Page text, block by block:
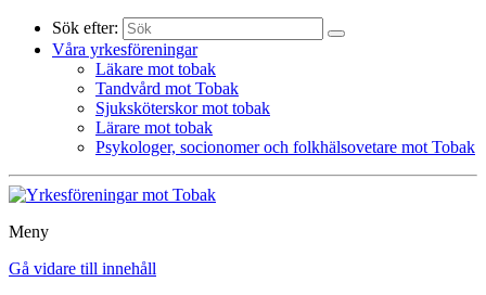
Sök efter:
Våra yrkesföreningar
Läkare mot tobak
Tandvård mot Tobak
Sjuksköterskor mot tobak
Lärare mot tobak
Psykologer, socionomer och folkhälsovetare mot Tobak
Meny
Gå vidare till innehåll